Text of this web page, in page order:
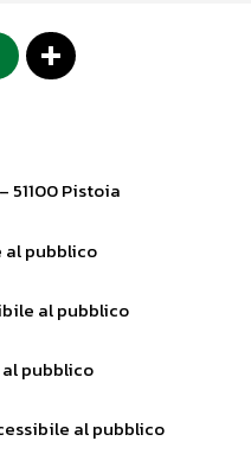
51100 Pistoia
al pubblico
al pubblico
pubblico
al pubblico